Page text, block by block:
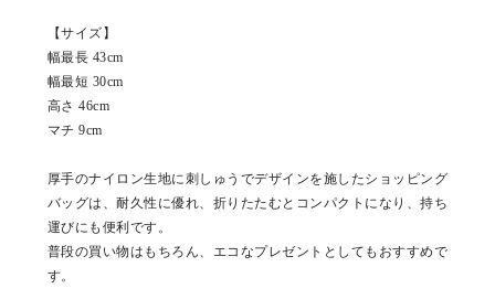
【サイズ】
幅最長 43cm
幅最短 30cm
高さ 46cm
マチ 9cm
厚手のナイロン生地に刺しゅうでデザインを施したショッピング
バッグは、耐久性に優れ、折りたたむとコンパクトになり、持ち
運びにも便利です。
普段の買い物はもちろん、エコなプレゼントとしてもおすすめで
す。